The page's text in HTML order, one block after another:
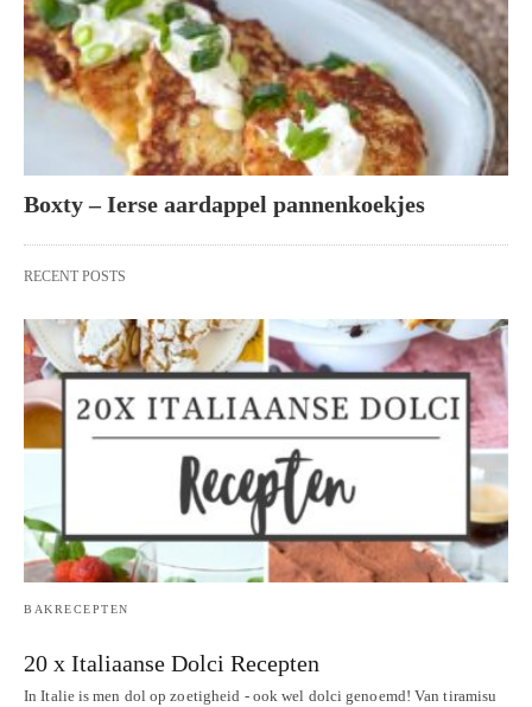
Boxty – Ierse aardappel pannenkoekjes
RECENT POSTS
BAKRECEPTEN
20 x Italiaanse Dolci Recepten
In Italie is men dol op zoetigheid - ook wel dolci genoemd! Van tiramisu